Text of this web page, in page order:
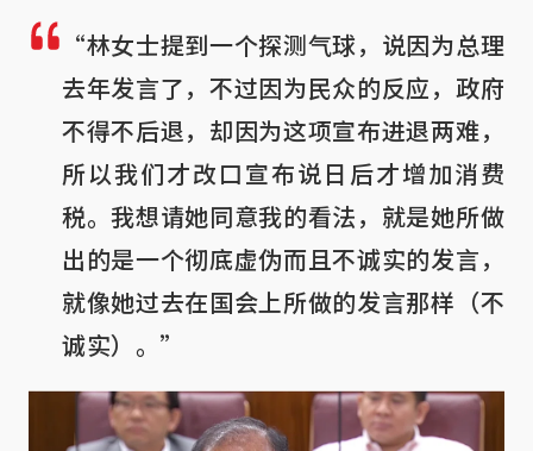
“林女士提到一个探测气球，说因为总理
去年发言了，不过因为民众的反应，政府
不得不后退，却因为这项宣布进退两难，
所以我们才改口宣布说日后才增加消费
税。我想请她同意我的看法，就是她所做
出的是一个彻底虚伪而且不诚实的发言，
就像她过去在国会上所做的发言那样（不
诚实）。”